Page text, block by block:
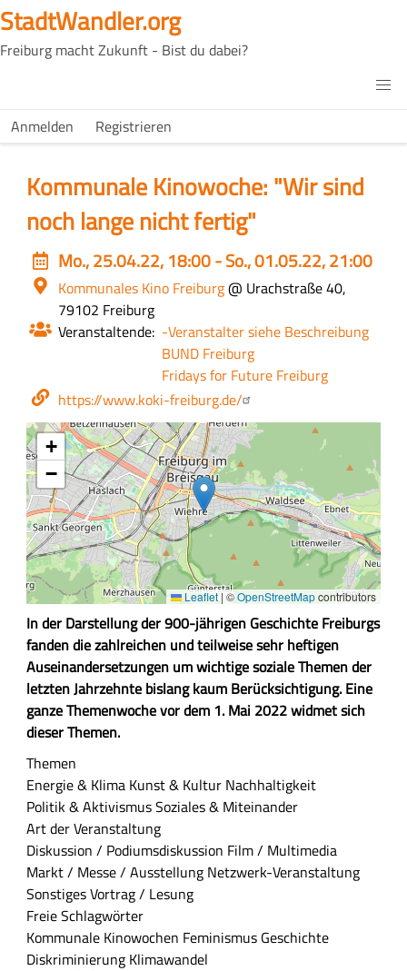
Direkt
zum
Inhalt
StadtWandler.org
Freiburg macht Zukunft - Bist du dabei?
Main
H4C
USER
Anmelden Registrieren
Kommunale Kinowoche: "Wir sind
noch lange nicht fertig"
Event
date
Mo., 25.04.22, 18:00 - So., 01.05.22, 21:00
Ort
Kommunales Kino Freiburg@ Urachstraße 40,
79102 Freiburg
Veranstaltende -Veranstalter siehe Beschreibung
BUND Freiburg
Fridays for Future Freiburg
Webseite
https://www.koki-freiburg.de/
+
−
Leaflet |©OpenStreetMapcontributors
Z
u
s
a
m
m
e
n
f
a
s
s
u
n
g
In der Darstellung der 900-jährigen Geschichte Freiburgs
fanden die zahlreichen und teilweise sehr heftigen
Auseinandersetzungen um wichtige soziale Themen der
letzten Jahrzehnte bislang kaum Berücksichtigung. Eine
ganze Themenwoche vor dem 1. Mai 2022 widmet sich
dieser Themen.
Themen
Energie & Klima Kunst & Kultur Nachhaltigkeit
Politik & AktivismusSoziales & Miteinander
Art der Veranstaltung
Diskussion / Podiumsdiskussion Film / Multimedia
Markt / Messe / Ausstellung Netzwerk-Veranstaltung
SonstigesVortrag / Lesung
Freie Schlagwörter
Kommunale Kinowochen Feminismus Geschichte
Diskriminierung Klimawandel